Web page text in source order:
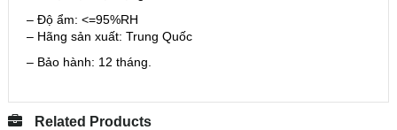
– Độ ẩm: <=95%RH
– Hãng sản xuất: Trung Quốc
– Bảo hành: 12 tháng.
Related Products